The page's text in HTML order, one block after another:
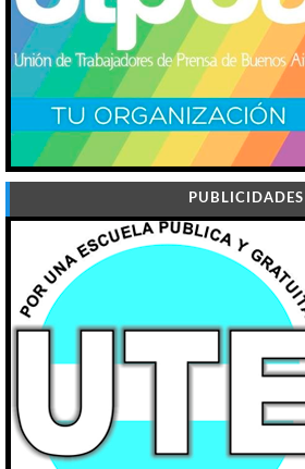
PUBLICIDADES